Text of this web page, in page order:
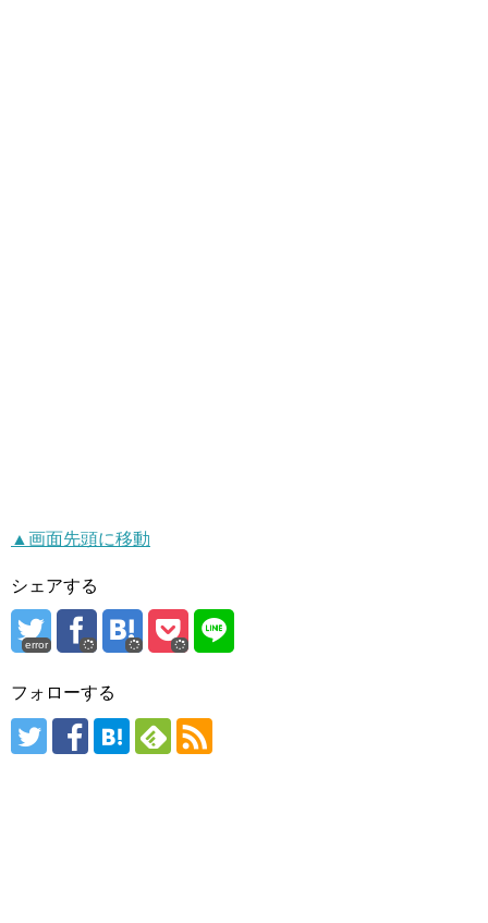
▲画面先頭に移動
シェアする
error
フォローする